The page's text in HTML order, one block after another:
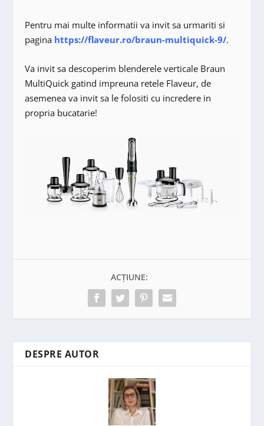
Pentru mai multe informatii va invit sa urmariti si
pagina https://flaveur.ro/braun-multiquick-9/.
Va invit sa descoperim blenderele verticale Braun
MultiQuick gatind impreuna retele Flaveur, de
asemenea va invit sa le folositi cu incredere in
propria bucatarie!
ACȚIUNE:
DESPRE AUTOR